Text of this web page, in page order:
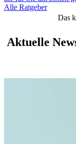
Alle Ratgeber
Das
Aktuelle